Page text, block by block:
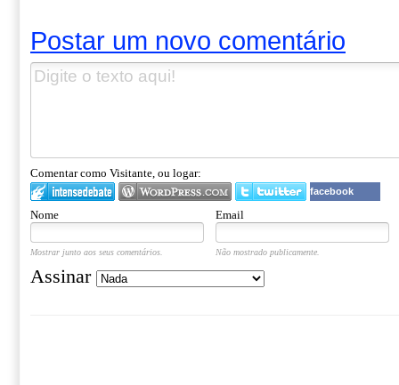
Postar um novo comentário
Comentar como Visitante, ou logar:
facebook
Nome Email
Mostrar junto aos seus comentários. Não mostrado publicamente.
Assinar